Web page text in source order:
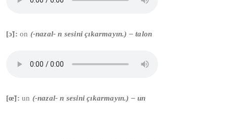
[ɔ̃]: on (-nazal- n sesini çıkarmayın.) – talon
[œ̃]: un (-nazal- n sesini çıkarmayın.) –un